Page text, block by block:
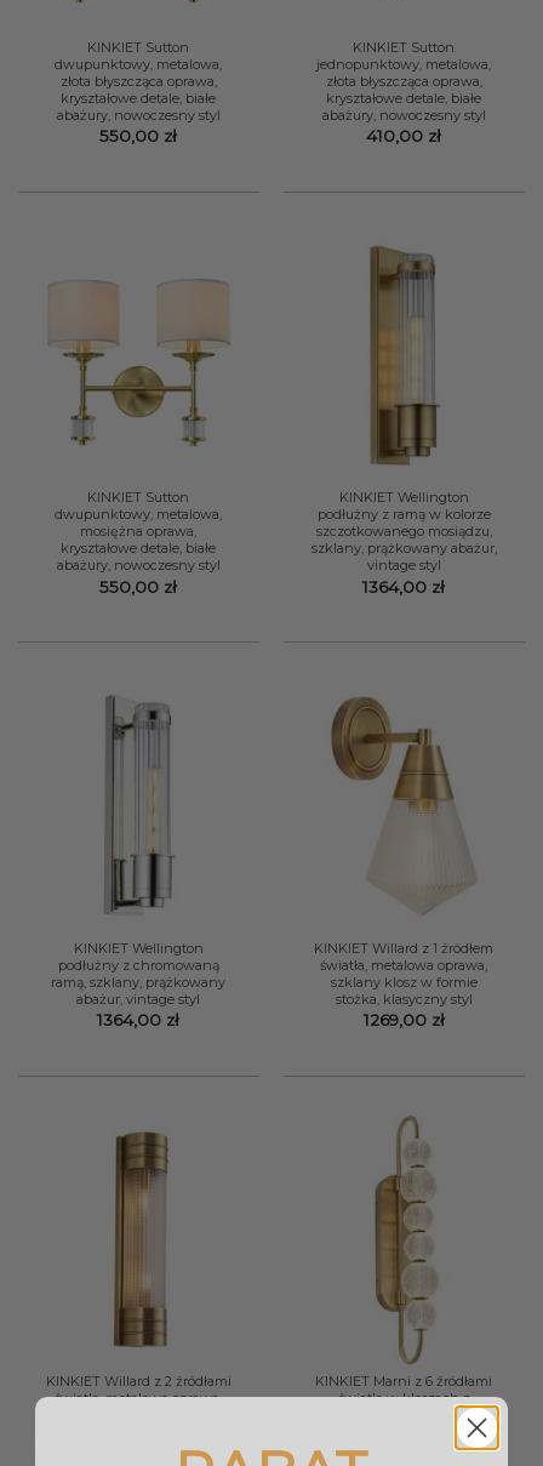
KINKIET Sutton
dwupunktowy, metalowa,
złota błyszcząca oprawa,
kryształowe detale, białe
abażury, nowoczesny styl
550,00 zł
KINKIET Sutton
jednopunktowy, metalowa,
złota błyszcząca oprawa,
kryształowe detale, białe
abażury, nowoczesny styl
410,00 zł
KINKIET Sutton
dwupunktowy, metalowa,
mosiężna oprawa,
kryształowe detale, białe
abażury, nowoczesny styl
550,00 zł
KINKIET Wellington
podłużny z ramą w kolorze
szczotkowanego mosiądzu,
szklany, prążkowany abażur,
vintage styl
1364,00 zł
KINKIET Wellington
podłużny z chromowaną
ramą, szklany, prążkowany
abażur, vintage styl
1364,00 zł
KINKIET Willard z 1 źródłem
światła, metalowa oprawa,
szklany klosz w formie
stożka, klasyczny styl
1269,00 zł
KINKIET Willard z 2 źródłami
światła, metalowa oprawa,
KINKIET Marni z 6 źródłami
światła w kloszach z
fasowanego akrylu, metalowa
konstrukcja w kolorze
naturalnego mosiądzu